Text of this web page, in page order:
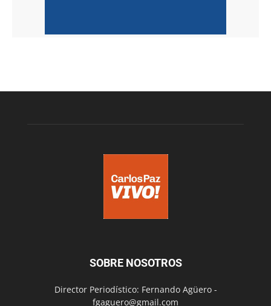
SOBRE NOSOTROS
Director Periodístico: Fernando Agüero -
fgaguero@gmail.com